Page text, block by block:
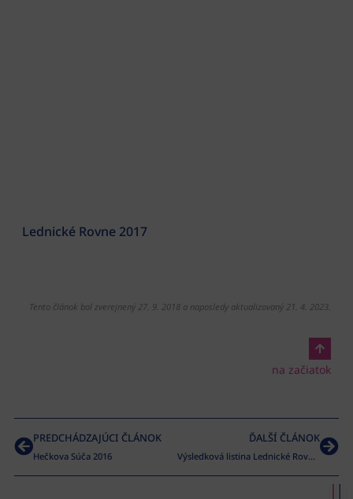
Lednické Rovne 2017
Tento článok bol zverejnený 27. 9. 2018 a naposledy aktualizovaný 21. 4. 2023.
na začiatok
PREDCHÁDZAJÚCI ČLÁNOK
Hečkova Súča 2016
ĎALŠÍ ČLÁNOK
Výsledková listina Lednické Rovne 2017